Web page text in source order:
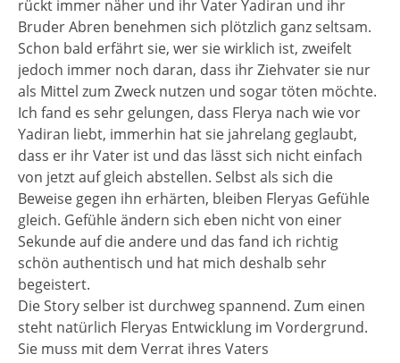
rückt immer näher und ihr Vater Yadiran und ihr
Bruder Abren benehmen sich plötzlich ganz seltsam.
Schon bald erfährt sie, wer sie wirklich ist, zweifelt
jedoch immer noch daran, dass ihr Ziehvater sie nur
als Mittel zum Zweck nutzen und sogar töten möchte.
Ich fand es sehr gelungen, dass Flerya nach wie vor
Yadiran liebt, immerhin hat sie jahrelang geglaubt,
dass er ihr Vater ist und das lässt sich nicht einfach
von jetzt auf gleich abstellen. Selbst als sich die
Beweise gegen ihn erhärten, bleiben Fleryas Gefühle
gleich. Gefühle ändern sich eben nicht von einer
Sekunde auf die andere und das fand ich richtig
schön authentisch und hat mich deshalb sehr
begeistert.
Die Story selber ist durchweg spannend. Zum einen
steht natürlich Fleryas Entwicklung im Vordergrund.
Sie muss mit dem Verrat ihres Vaters